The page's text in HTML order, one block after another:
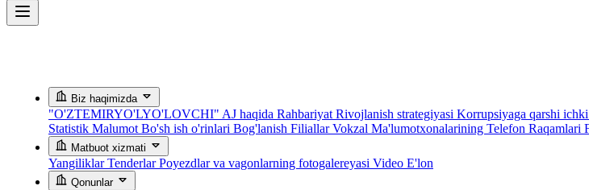
Biz haqimizda
"O'ZTEMIRYO'LYO'LOVCHI" AJ haqida Rahbariyat Rivojlanish strategiyasi Korrupsiyaga qarshi
Statistik Malumot Bo'sh ish o'rinlari Bog'lanish FiliallarVokzal Ma'lumotxonalarining Telefon Raqamlari
Matbuot xizmati
YangiliklarTenderlarPoyezdlar va vagonlarning fotogalereyasi Video E'lon
Qonunlar